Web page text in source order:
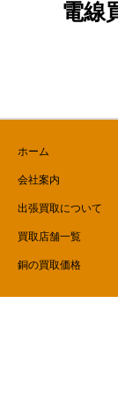
電線
ホーム
会社案内
出張買取について
買取店舗一覧
銅の買取価格